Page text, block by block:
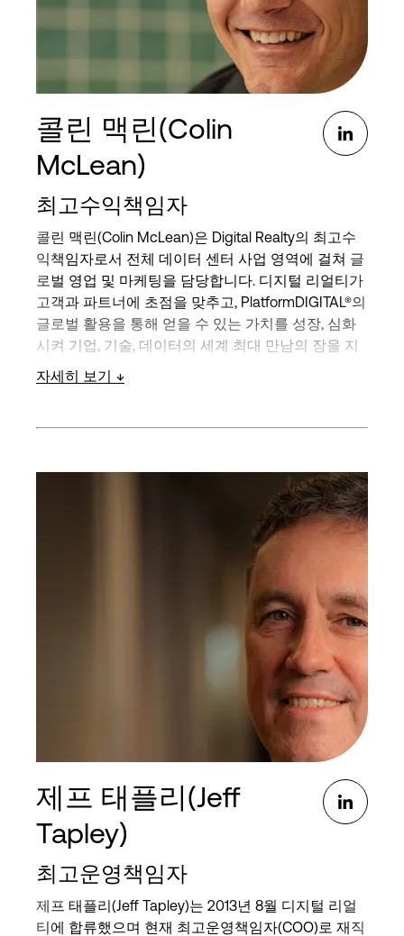
콜린 맥린(Colin
McLean)
최고수익책임자
콜린 맥린(Colin McLean)은 Digital Realty의 최고수
익책임자로서 전체 데이터 센터 사업 영역에 걸쳐 글
로벌 영업 및 마케팅을 담당합니다. 디지털 리얼티가
고객과 파트너에 초점을 맞추고, PlatformDIGITAL®의
글로벌 활용을 통해 얻을 수 있는 가치를 성장, 심화
시켜 기업, 기술, 데이터의 세계 최대 만남의 장을 지
원하는 데 주력하고 있습니다.
미주 지역 영업 책임자를 역임했습니다. 그 전에는 글
트너십 및 제휴 부문 리더 등 디지털 리얼티의 고위
디지털 리얼티에 합류하기 전에는 Siemens와
Unify(Atos 계열사)에서 고위 임원직을 역임하며 높
은 성과를 내는 영업 및 운영 팀을 구성하고 이끌었습
니다. 콜린은 25년 이상의 영업, 기술 및 운영 경력을
워포드 대학에서 학사 학위를, 페퍼다인 대학에서 석
자세히 보기
제프 태플리(Jeff
Tapley)
최고운영책임자
제프 태플리(Jeff Tapley)는 2013년 8월 디지털 리얼
티에 합류했으며 현재 최고운영책임자(COO)로 재직